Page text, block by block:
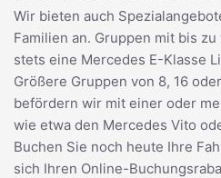
Wir bieten auch
Familien an. Gruppen mit bis
stets eine Mercedes E-Klasse
Größere Gruppen von 8, 16
befördern wir mit einer oder
wie etwa den Mercedes Vito
Buchen Sie noch heute Ihre
sich Ihren Online-